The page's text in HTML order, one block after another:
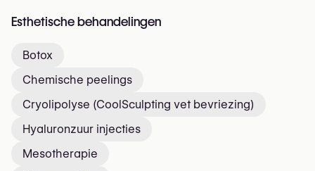
Esthetische behandelingen
Botox
Chemische peelings
Cryolipolyse (CoolSculpting vet bevriezing)
Hyaluronzuur injecties
Mesotherapie